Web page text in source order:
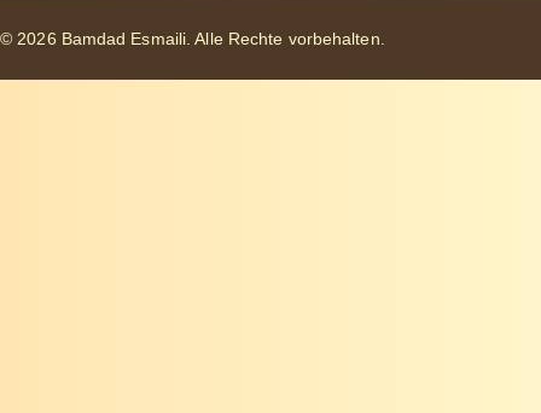
© 2026 Bamdad Esmaili. Alle Rechte vorbehalten.